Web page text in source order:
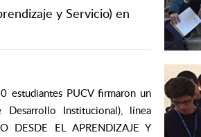
y Servicio) en
estudiantes PUCV firmaron un
Institucional), línea
DESDE EL APRENDIZAJE Y